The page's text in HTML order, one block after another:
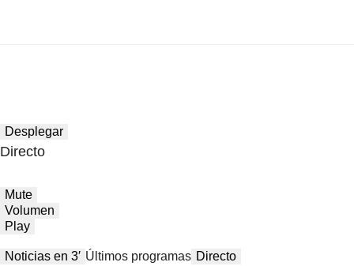
Desplegar
Directo
Mute
Volumen
Play
Noticias en 3′ Últimos programas Directo